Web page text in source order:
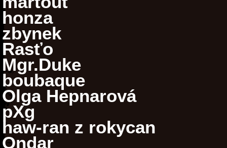
honza
zbynek
Rasťo
Mgr.Duke
boubaque
Olga Hepnarová
pXg
haw-ran z rokycan
Ondar